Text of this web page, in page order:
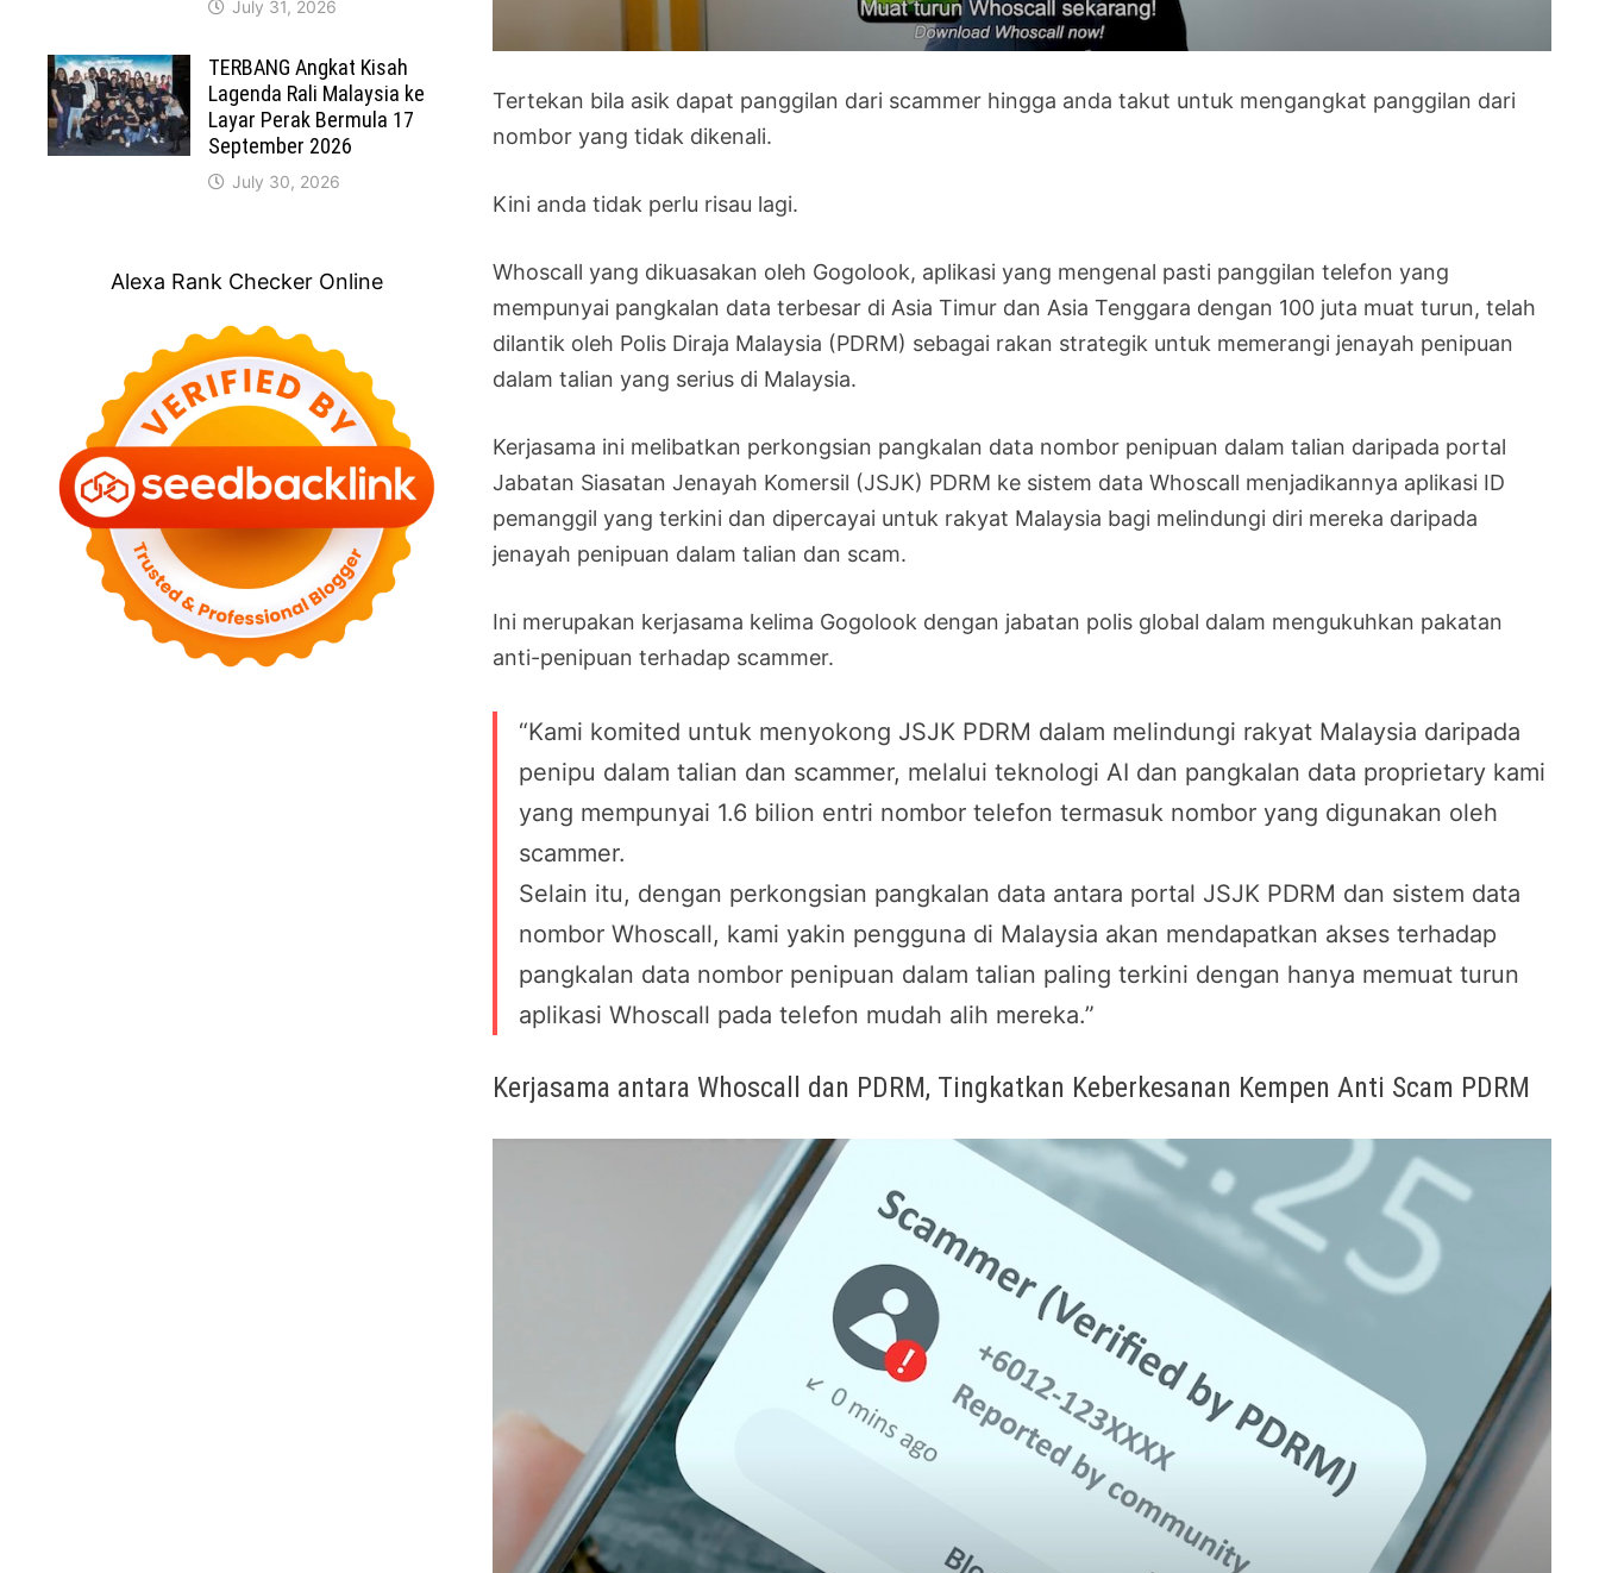
Tertekan bila asik dapat panggilan dari scammer hingga anda takut untuk mengangkat panggilan dari
nombor yang tidak dikenali.
Kini anda tidak perlu risau lagi.
Whoscall yang dikuasakan oleh Gogolook, aplikasi yang mengenal pasti panggilan telefon yang
mempunyai pangkalan data terbesar di Asia Timur dan Asia Tenggara dengan 100 juta muat turun, telah
dilantik oleh Polis Diraja Malaysia (PDRM) sebagai rakan strategik untuk memerangi jenayah penipuan
dalam talian yang serius di Malaysia.
Kerjasama ini melibatkan perkongsian pangkalan data nombor penipuan dalam talian daripada portal
Jabatan Siasatan Jenayah Komersil (JSJK) PDRM ke sistem data Whoscall menjadikannya aplikasi ID
pemanggil yang terkini dan dipercayai untuk rakyat Malaysia bagi melindungi diri mereka daripada
jenayah penipuan dalam talian dan scam.
Ini merupakan kerjasama kelima Gogolook dengan jabatan polis global dalam mengukuhkan pakatan
anti-penipuan terhadap scammer.
“Kami komited untuk menyokong JSJK PDRM dalam melindungi rakyat Malaysia daripada
penipu dalam talian dan scammer, melalui teknologi AI dan pangkalan data proprietary kami
yang mempunyai 1.6 bilion entri nombor telefon termasuk nombor yang digunakan oleh
scammer.
Selain itu, dengan perkongsian pangkalan data antara portal JSJK PDRM dan sistem data
nombor Whoscall, kami yakin pengguna di Malaysia akan mendapatkan akses terhadap
pangkalan data nombor penipuan dalam talian paling terkini dengan hanya memuat turun
aplikasi Whoscall pada telefon mudah alih mereka.”
Kerjasama antara Whoscall dan PDRM, Tingkatkan Keberkesanan Kempen Anti Scam PDRM
July 31, 2026
TERBANG Angkat Kisah
Lagenda Rali Malaysia ke
Layar Perak Bermula 17
September 2026
July 30, 2026
Alexa Rank Checker Online